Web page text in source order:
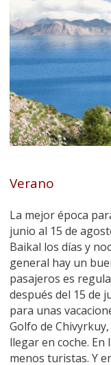
Verano
La mejor época
junio al 15 de
Baikal los días y
general hay un
pasajeros es
después del 15 de
para unas
Golfo de
llegar en coche. En
menos turistas. Y